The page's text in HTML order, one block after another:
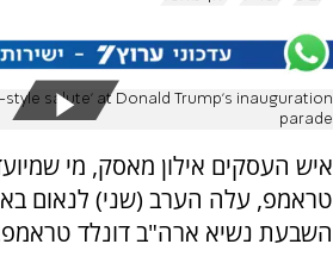
style salute' at Donald Trump's inauguration
parade
איש העסקים אילון מאסק, מי
טראמפ, עלה הערב (שני) לנאום
השבעת נשיא ארה"ב דונלד